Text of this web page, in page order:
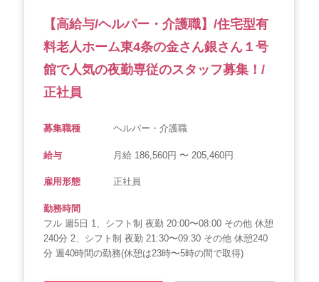
【高給与/ヘルパー・介護職】/住宅型有
料老人ホーム東4条の金さん銀さん１号
館で人気の夜勤専従のスタッフ募集！/
正社員
募集職種 ヘルパー・介護職
給与 月給 186,560円 〜 205,460円
雇用形態 正社員
勤務時間
フル 週5日 1、シフト制 夜勤 20:00〜08:00 その他 休憩
240分 2、シフト制 夜勤 21:30〜09:30 その他 休憩240
分 週40時間の勤務(休憩は23時〜5時の間で取得)